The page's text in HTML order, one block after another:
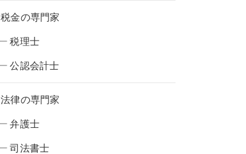
税金の専門家
税理士
公認会計士
法律の専門家
弁護士
司法書士